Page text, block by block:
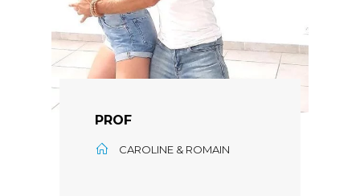
PROF
CAROLINE & ROMAIN